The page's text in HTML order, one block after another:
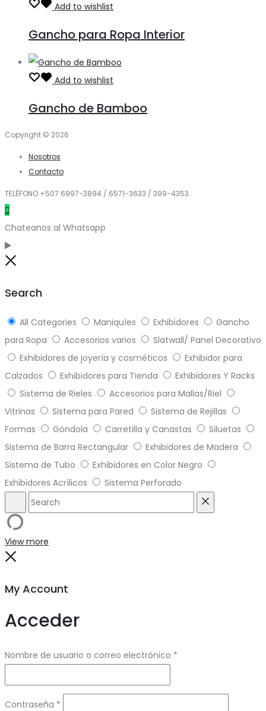
Add to wishlist
Gancho para Ropa Interior
Add to wishlist
Gancho de Bamboo
Copyright © 2026
Nosotros
Contacto
TELÉFONO +507 6997-3894 / 6571-3633 / 399-4353
Chateanos al Whatsapp
Search
All Categories Maniquíes Exhibidores
Gancho
para Ropa
Accesorios varios
Slatwall/ Panel Decorativo
Exhibidores de joyería y cosméticos
Exhibidor para
Calzados
Exhibidores para Tienda
Exhibidores Y Racks
Sistema de Rieles
Accesorios para Mallas/Riel
Vitrinas
Sistema para Pared
Sistema de Rejillas
Formas
Góndola Carretilla y Canastas
Siluetas
Sistema de Barra Rectangular
Exhibidores de Madera
Sistema de Tubo
Exhibidores en Color Negro
Exhibidores Acrílicos
Sistema Perforado
Search
View more
My Account
Acceder
Nombre de usuario o correo electrónico *
Contraseña *